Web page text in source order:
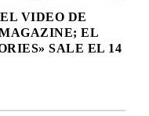
VIDEO DE
EL
SALE EL 14